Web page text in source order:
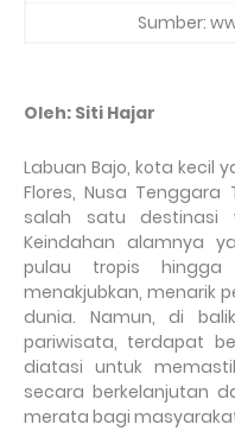
Sumber:
Oleh: Siti Hajar
Labuan Bajo, kota kecil
Flores, Nusa
salah satu destinasi
Keindahan alamnya
pulau tropis
menakjubkan, menarik
dunia. Namun, di
pariwisata, terdapat
diatasi untuk
secara berkelanjutan
merata bagi